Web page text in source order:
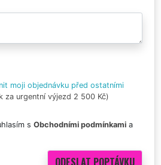
moji objednávku před ostatními
za urgentní výjezd 2 500 Kč)
s Obchodními podmínkami a